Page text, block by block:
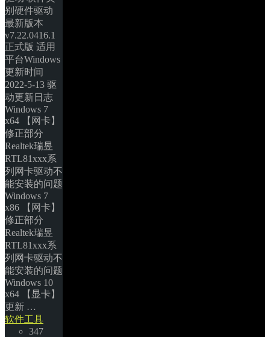
别硬件驱动
最新版本
v7.22.0416.1
正式版 适用
平台Windows
更新时间
2022-5-13 驱
动更新日志
Windows 7
x64 【网卡】
修正部分
Realtek瑞昱
RTL81xxx系
列网卡驱动不
能安装的问题
Windows 7
x86 【网卡】
修正部分
Realtek瑞昱
RTL81xxx系
列网卡驱动不
能安装的问题
Windows 10
x64 【显卡】
更新 …
软件工具
347